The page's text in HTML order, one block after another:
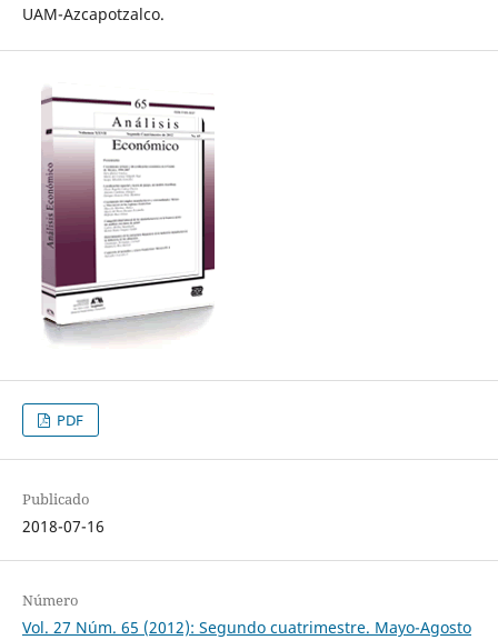
UAM-Azcapotzalco.
PDF
Publicado
2018-07-16
Número
Vol. 27 Núm. 65 (2012): Segundo cuatrimestre. Mayo-Agosto